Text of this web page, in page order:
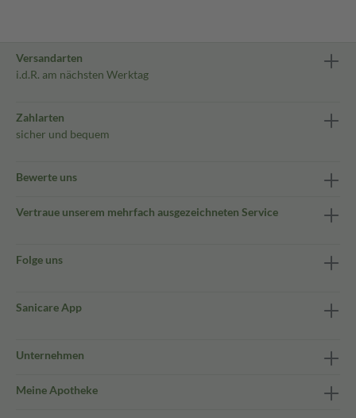
Versandarten
i.d.R. am nächsten Werktag
Zahlarten
sicher und bequem
Bewerte uns
Vertraue unserem mehrfach ausgezeichneten Service
Folge uns
Sanicare App
Unternehmen
Meine Apotheke